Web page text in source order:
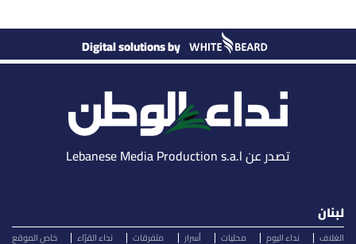
Digital solutions by
تصدر عن Lebanese Media Production s.a.l
لبنان
الغلاف نداء اليوم محليات أسرار متفرقات نداء القرّاء خاص الموقع